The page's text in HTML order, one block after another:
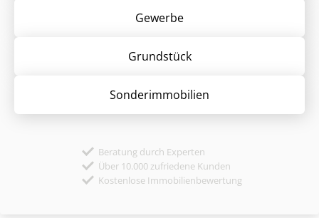
Gewerbe
Grund­stück
Sonder­immobilien
Beratung durch Experten
Über 10.000 zufriedene Kunden
Kostenlose Immobilienbewertung